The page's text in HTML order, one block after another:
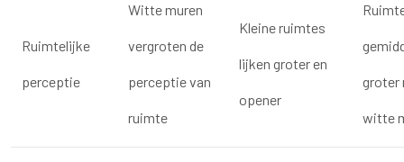
Ruimtelijke
perceptie
Witte muren
vergroten de
perceptie van
ruimte
Kleine ruimtes
lijken groter en
opener
groter
witte